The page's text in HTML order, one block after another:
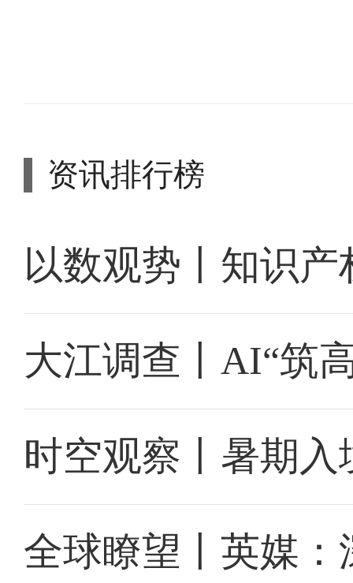
资讯排行榜
以数观势丨知识
大江调查丨AI“筑
时空观察丨暑期入
全球瞭望丨英媒